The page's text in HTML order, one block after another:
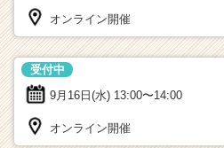
オンライン開催
9月16日(水) 13:00〜14:00
受付中
オンライン開催